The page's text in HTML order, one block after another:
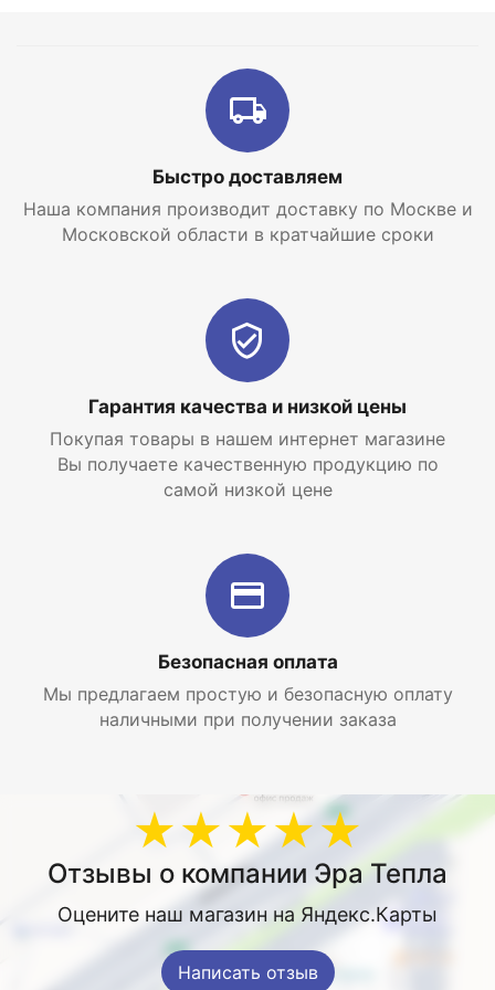
Быстро доставляем
Наша компания производит доставку по Москве и
Московской области в кратчайшие сроки
Гарантия качества и низкой цены
Покупая товары в нашем интернет магазине
Вы получаете качественную продукцию по
самой низкой цене
Безопасная оплата
Мы предлагаем простую и безопасную оплату
наличными при получении заказа
★★★★★
Отзывы о компании Эра Тепла
Оцените наш магазин на Яндекс.Карты
Написать отзыв